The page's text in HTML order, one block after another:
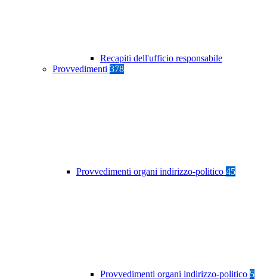
Recapiti dell'ufficio responsabile
Provvedimenti 378
Provvedimenti organi indirizzo-politico 45
Provvedimenti organi indirizzo-politico 5